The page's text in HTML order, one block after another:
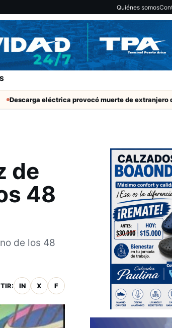
Quiénes somos
eléctrica provocó muerte de extranjero que robaba
de
48
de los 48
IN X F